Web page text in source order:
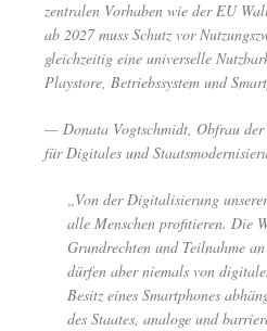
zentralen Vorhaben wie der EU
ab 2027 muss Schutz vor
gleichzeitig eine universelle
Playstore, Betriebssystem und
— Donata Vogtschmidt, Obfrau der
für Digitales und
„Von der Digitalisierung
alle Menschen profitieren. Die
Grundrechten und Teilnahme
dürfen aber niemals von
Besitz eines Smartphones
des Staates, analoge und